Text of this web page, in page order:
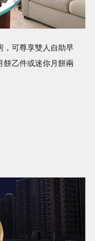
，可尊享雙人自助早
餅乙件或迷你月餅兩